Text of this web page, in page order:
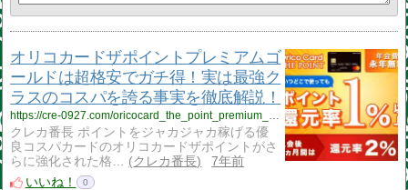
オリコカードザポイントプレミアムゴ
ールドは超格安でガチ得！実は最強ク
ラスのコスパを誇る事実を徹底解説！
https://cre-0927.com/oricocard_the_point_premium_gold/
クレカ番長 ポイントをジャカジャカ稼げる優
良コスパカードのオリコカードザポイントがさ
らに強化された格…
クレカ番長
7年前
いいね！
0